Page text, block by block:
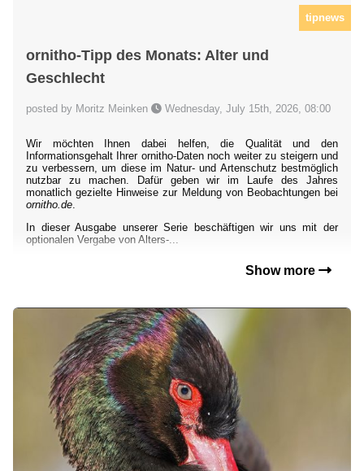
tipnews
ornitho-Tipp des Monats: Alter und
Geschlecht
posted by Moritz Meinken Wednesday, July 15th, 2026, 08:00
Wir möchten Ihnen dabei helfen, die Qualität und den
Informationsgehalt Ihrer ornitho-Daten noch weiter zu steigern und
zu verbessern, um diese im Natur- und Artenschutz bestmöglich
nutzbar zu machen. Dafür geben wir im Laufe des Jahres
monatlich gezielte Hinweise zur Meldung von Beobachtungen bei
ornitho.de.
In dieser Ausgabe unserer Serie beschäftigen wir uns mit der
optionalen Vergabe von Alters-...
Show more